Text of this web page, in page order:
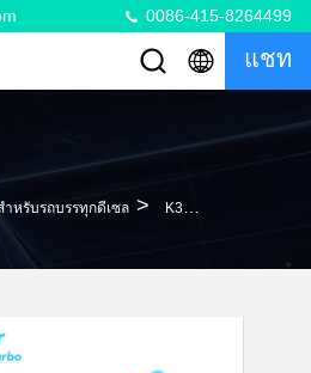
0086-415-8264499
แชท
ำหรับรถบรรทุกดีเซล > K31 Turbo 3828229 3802135 3829484 53319987122 53319887122 53319707122 53319717122 Turbocharger For Volvo Various Excavator With FM9 Engine